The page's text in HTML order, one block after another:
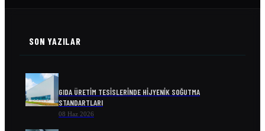
SON YAZILAR
GIDA ÜRETIM TESISLERINDE HIJYENIK SOĞUTMA
STANDARTLARI
08 Haz 2026